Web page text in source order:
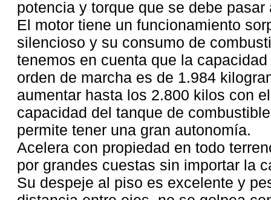
potencia y torque que se debe pasar
El motor tiene un funcionamiento
silencioso y su consumo de
tenemos en cuenta que la
orden de marcha es de 1.984
aumentar hasta los 2.800 kilos con
capacidad del tanque de
permite tener una gran autonomía.
Acelera con propiedad en todo
por grandes cuestas sin importar la
Su despeje al piso es excelente y